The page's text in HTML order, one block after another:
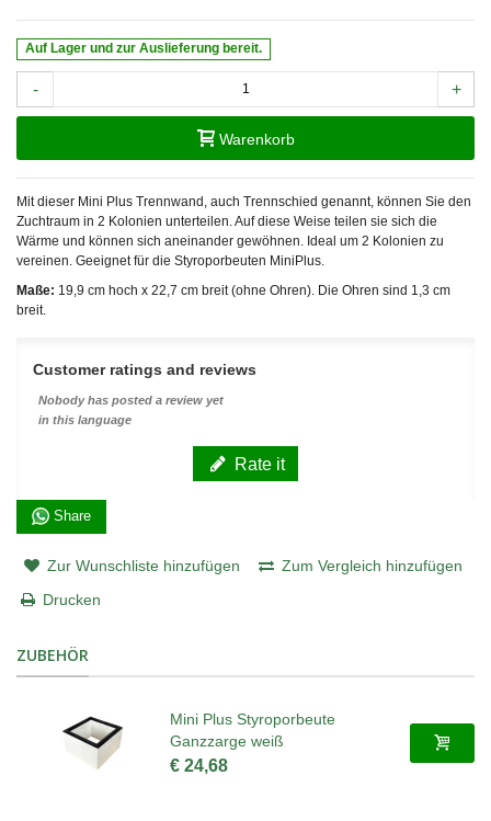
Auf Lager und zur Auslieferung bereit.
- +
Warenkorb
Mit dieser Mini Plus Trennwand, auch Trennschied genannt, können Sie den
Zuchtraum in 2 Kolonien unterteilen. Auf diese Weise teilen sie sich die
Wärme und können sich aneinander gewöhnen. Ideal um 2 Kolonien zu
vereinen. Geeignet für die Styroporbeuten MiniPlus.
Maße: 19,9 cm hoch x 22,7 cm breit (ohne Ohren). Die Ohren sind 1,3 cm
breit.
Customer ratings and reviews
Nobody has posted a review yet
in this language
Rate it
Share
Zur Wunschliste hinzufügen
Zum Vergleich hinzufügen
Drucken
ZUBEHÖR
Mini Plus Styroporbeute
Ganzzarge weiß
€ 24,68